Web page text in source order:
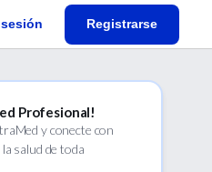
Registrarse
Profesional!
y conecte con
salud de toda